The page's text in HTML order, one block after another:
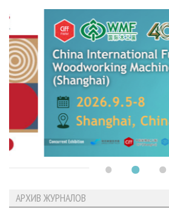
АРХИВ ЖУРНАЛОВ